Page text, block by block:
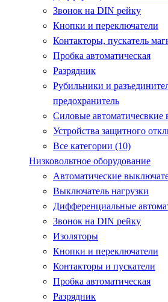
Звонок на DIN рейку
Кнопки и переключатели
Контакторы, пускатель
Пробка автоматическая
Разрядник
Рубильники и
предохранитель
Силовые автоматичесвкие
Устройства защитного
Все категории (10)
Низковольтное оборудование
Автоматические
Выключатель нагрузки
Дифференциальные
Звонок на DIN рейку
Изоляторы
Кнопки и переключатели
Контакторы и пускатели
Пробка автоматическая
Разрядник